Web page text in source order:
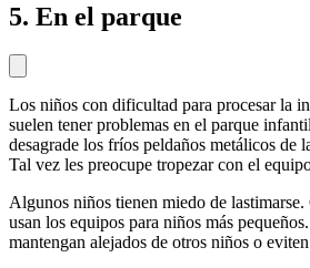
5. En el parque
Los niños con dificultad para procesar la
suelen tener problemas en el parque
desagrade los fríos peldaños metálicos de
Tal vez les preocupe tropezar con el
Algunos niños tienen miedo de
usan los equipos para niños más
mantengan alejados de otros niños o